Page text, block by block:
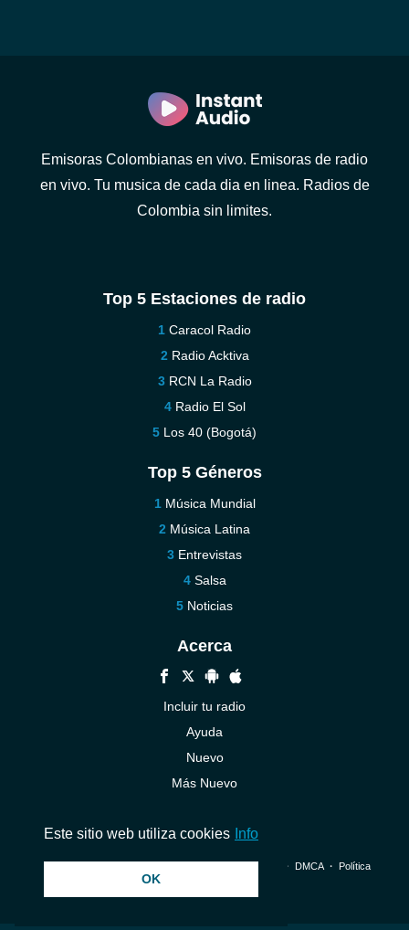
Emisoras Colombianas en vivo. Emisoras de radio
en vivo. Tu musica de cada dia en linea. Radios de
Colombia sin limites.
Top 5 Estaciones de radio
Caracol Radio
Radio Acktiva
RCN La Radio
Radio El Sol
Los 40 (Bogotá)
Top 5 Géneros
Música Mundial
Música Latina
Entrevistas
Salsa
Noticias
Acerca
Incluir tu radio
Ayuda
Nuevo
Más Nuevo
© 2026 InstantAudio. Reservados todos los derechos. ・ DMCA・ Política
Este sitio web utiliza cookies Info
OK